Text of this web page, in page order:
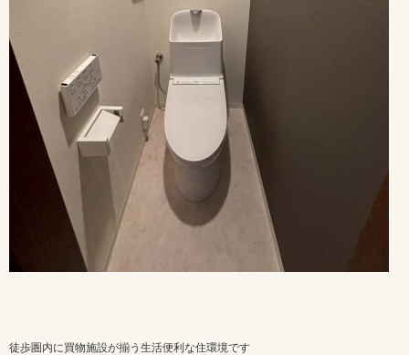
徒歩圏内に買物施設が揃う生活便利な住環境です